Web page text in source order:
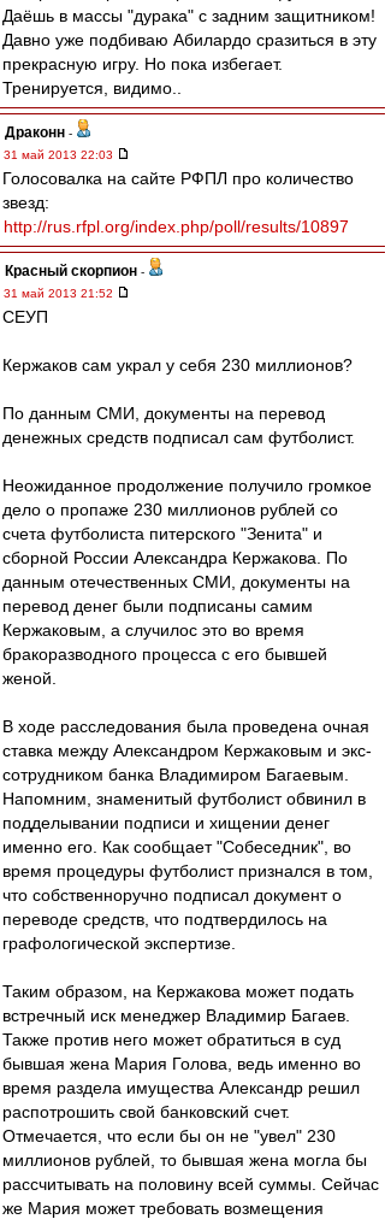
Даёшь в массы "дурака" с задним защитником!
Давно уже подбиваю Абилардо сразиться в эту
прекрасную игру. Но пока избегает.
Тренируется, видимо..
Драконн -
31 май 2013 22:03
Голосовалка на сайте РФПЛ про количество
звезд:
http://rus.rfpl.org/index.php/poll/results/10897
Красный скорпион -
31 май 2013 21:52
СЕУП
Кержаков сам украл у себя 230 миллионов?
По данным СМИ, документы на перевод
денежных средств подписал сам футболист.
Неожиданное продолжение получило громкое
дело о пропаже 230 миллионов рублей со
счета футболиста питерского "Зенита" и
сборной России Александра Кержакова. По
данным отечественных СМИ, документы на
перевод денег были подписаны самим
Кержаковым, а случилос это во время
бракоразводного процесса с его бывшей
женой.
В ходе расследования была проведена очная
ставка между Александром Кержаковым и экс-
сотрудником банка Владимиром Багаевым.
Напомним, знаменитый футболист обвинил в
подделывании подписи и хищении денег
именно его. Как сообщает "Собеседник", во
время процедуры футболист признался в том,
что собственноручно подписал документ о
переводе средств, что подтвердилось на
графологической экспертизе.
Таким образом, на Кержакова может подать
встречный иск менеджер Владимир Багаев.
Также против него может обратиться в суд
бывшая жена Мария Голова, ведь именно во
время раздела имущества Александр решил
распотрошить свой банковский счет.
Отмечается, что если бы он не "увел" 230
миллионов рублей, то бывшая жена могла бы
рассчитывать на половину всей суммы. Сейчас
же Мария может требовать возмещения